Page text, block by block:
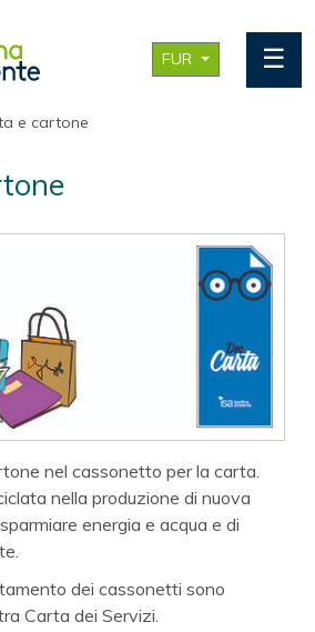
FUR ☰
e cartone
nel cassonetto per la carta.
nella produzione di nuova
energia e acqua e di
dei cassonetti sono
Carta dei Servizi.